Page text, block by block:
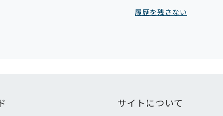
履歴を残さない
サイトについて